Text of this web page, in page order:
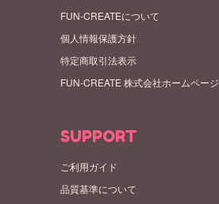
FUN-CREATEについて
個人情報保護方針
特定商取引法表示
FUN-CREATE 株式会社ホームページ
SUPPORT
ご利用ガイド
品質基準について